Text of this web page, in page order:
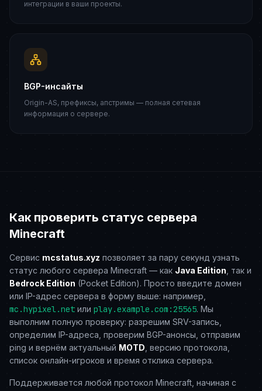
интеграции в ваши проекты.
BGP-инсайты
Origin-AS, префиксы, апстримы — полная сетевая
информация о сервере.
Как проверить статус сервера
Minecraft
Сервис mcstatus.xyz позволяет за пару секунд узнать
статус любого сервера Minecraft — как Java Edition , так и
Bedrock Edition (Pocket Edition). Просто введите домен
или IP-адрес сервера в форму выше: например,
mc.hypixel.net или play.example.com:25565. Мы
выполним полную проверку: разрешим SRV-запись,
определим IP-адреса, проверим BGP-анонсы, отправим
ping и вернём актуальный MOTD , версию протокола,
список онлайн-игроков и время отклика сервера.
Поддерживается любой протокол Minecraft, начиная с